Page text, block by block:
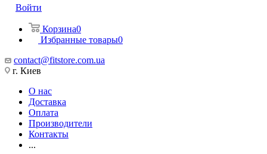
Войти
Корзина0
Избранные товары0
contact@fitstore.com.ua
г. Киев
О нас
Доставка
Оплата
Производители
Контакты
...